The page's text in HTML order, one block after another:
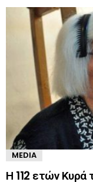
MEDIA
Η 112 ετών Κυρά